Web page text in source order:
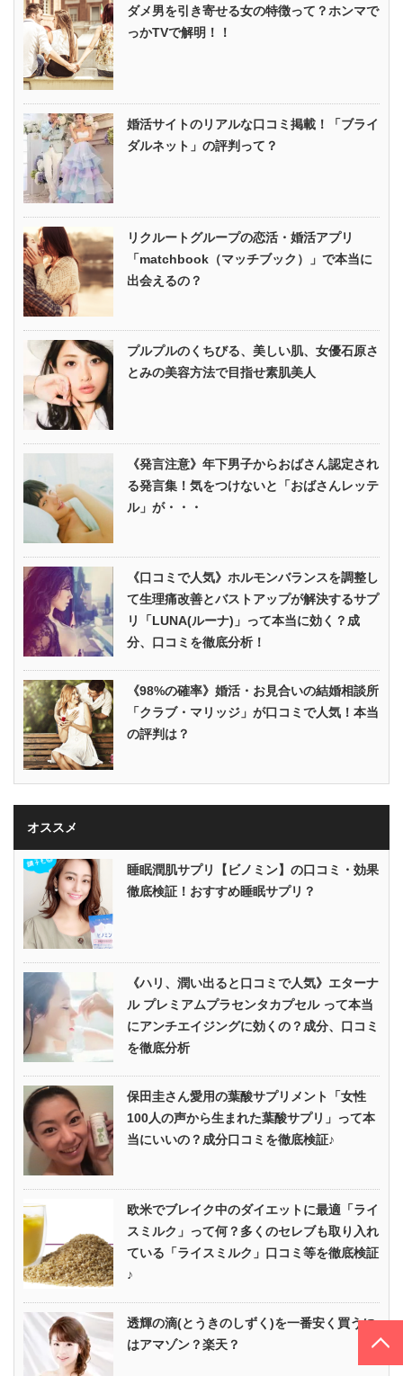
ダメ男を引き寄せる女の特徴って？ホンマで
っかTVで解明！！
婚活サイトのリアルな口コミ掲載！「ブライ
ダルネット」の評判って？
リクルートグループの恋活・婚活アプリ
「matchbook（マッチブック）」で本当に
出会えるの？
プルプルのくちびる、美しい肌、女優石原さ
とみの美容方法で目指せ素肌美人
《発言注意》年下男子からおばさん認定され
る発言集！気をつけないと「おばさんレッテ
ル」が・・・
《口コミで人気》ホルモンバランスを調整し
て生理痛改善とバストアップが解決するサプ
リ「LUNA(ルーナ)」って本当に効く？成
分、口コミを徹底分析！
《98%の確率》婚活・お見合いの結婚相談所
「クラブ・マリッジ」が口コミで人気！本当
の評判は？
オススメ
睡眠潤肌サプリ【ビノミン】の口コミ・効果
徹底検証！おすすめ睡眠サプリ？
《ハリ、潤い出ると口コミで人気》エターナ
ル プレミアムプラセンタカプセル って本当
にアンチエイジングに効くの？成分、口コミ
を徹底分析
保田圭さん愛用の葉酸サプリメント「女性
100人の声から生まれた葉酸サプリ」って本
当にいいの？成分口コミを徹底検証♪
欧米でブレイク中のダイエットに最適「ライ
スミルク」って何？多くのセレブも取り入れ
ている「ライスミルク」口コミ等を徹底検証
♪
透輝の滴(とうきのしずく)を一番安く買うに
はアマゾン？楽天？
PAGE TOP